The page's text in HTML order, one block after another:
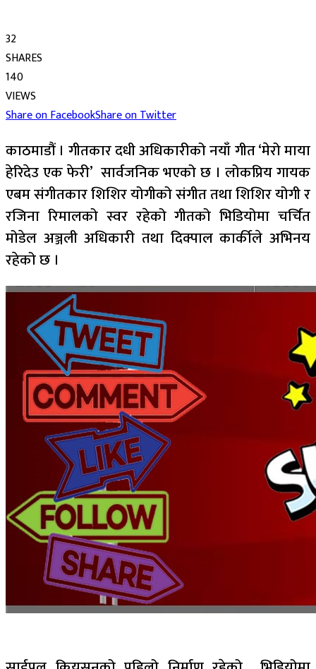
32
SHARES
140
VIEWS
Share on FacebookShare on Twitter
काठमाडौं । गीतकार दधी अधिकारीको नयाँ गीत ‘मेरो माया
हेरिदेउ एक फेरी’ सार्वजनिक भएको छ । लोकप्रिय गायक
एबम संगीतकार शिशिर योगीको संगीत तथा शिशिर योगी र
रजिना रिमालको स्वर रहेको गीतको भिडियोमा चर्चित
मोडेल अञ्जली अधिकारी तथा दिक्पाल कार्कीले अभिनय
रहेको छ ।